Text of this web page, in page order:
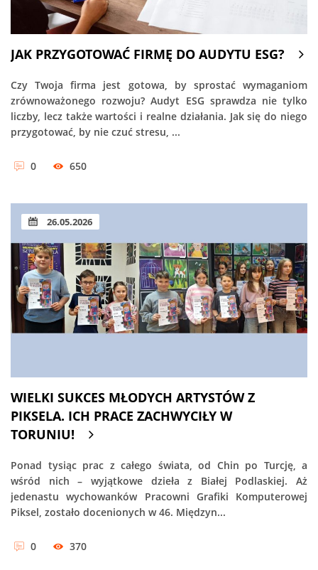
JAK PRZYGOTOWAĆ FIRMĘ DO AUDYTU ESG?
Czy Twoja firma jest gotowa, by sprostać wymaganiom
zrównoważonego rozwoju? Audyt ESG sprawdza nie tylko
liczby, lecz także wartości i realne działania. Jak się do niego
przygotować, by nie czuć stresu, ...
0 650
26.05.2026
WIELKI SUKCES MŁODYCH ARTYSTÓW Z
PIKSELA. ICH PRACE ZACHWYCIŁY W
TORUNIU!
Ponad tysiąc prac z całego świata, od Chin po Turcję, a
wśród nich – wyjątkowe dzieła z Białej Podlaskiej. Aż
jedenastu wychowanków Pracowni Grafiki Komputerowej
Piksel, zostało docenionych w 46. Międzyn...
0 370